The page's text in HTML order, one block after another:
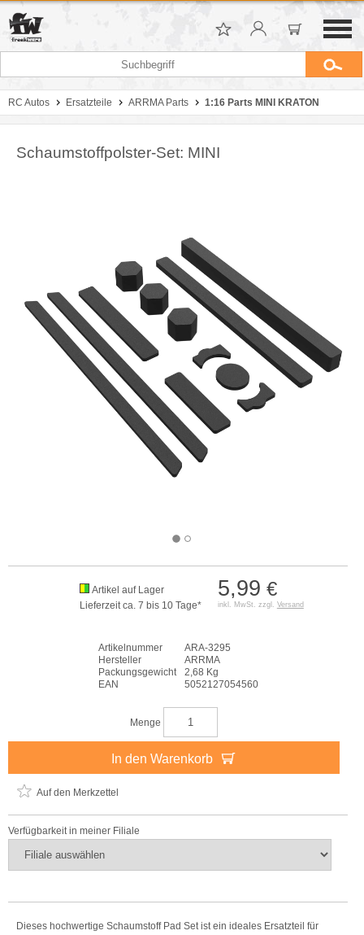
RC Autos Ersatzteile ARRMA Parts 1:16 Parts MINI KRATON
Schaumstoffpolster-Set: MINI
5,99 €
inkl. MwSt. zzgl. Versand
Artikel auf Lager
Lieferzeit ca. 7 bis 10 Tage*
Artikelnummer
ARA-3295
Hersteller
ARRMA
Packungsgewicht
2,68 Kg
EAN
5052127054560
Menge
In den Warenkorb
Auf den Merkzettel
Verfügbarkeit in meiner Filiale
Dieses hochwertige Schaumstoff Pad Set ist ein ideales Ersatzteil für